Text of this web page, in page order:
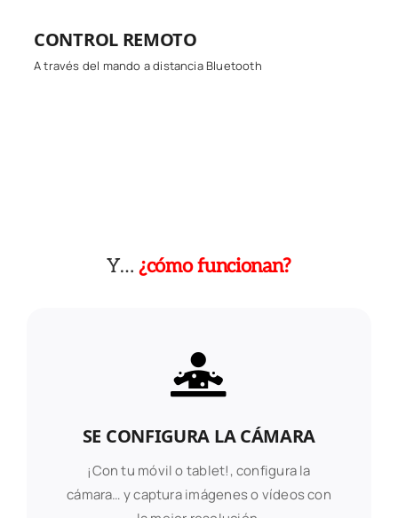
CONTROL REMOTO
A través del mando a distancia Bluetooth
Y…¿cómo funcionan?
SE CONFIGURA LA CÁMARA
¡Con tu móvil o tablet!, configura la
cámara… y captura imágenes o vídeos con